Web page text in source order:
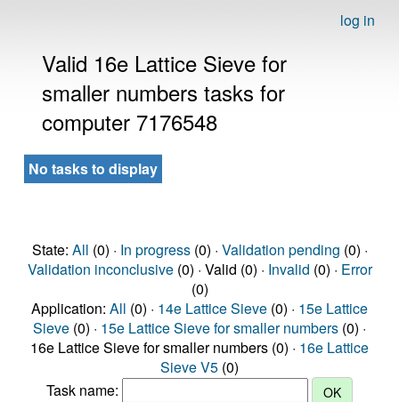
log in
Valid 16e Lattice Sieve for
smaller numbers tasks for
computer 7176548
No tasks to display
State: All (0) · In progress(0) · Validation pending (0) ·
Validation inconclusive(0) · Valid (0) · Invalid (0) · Error
(0)
Application: All (0) · 14e Lattice Sieve (0) · 15e Lattice
Sieve (0) · 15e Lattice Sieve for smaller numbers (0) ·
16e Lattice Sieve for smaller numbers (0) · 16e Lattice
Sieve V5 (0)
Task name: